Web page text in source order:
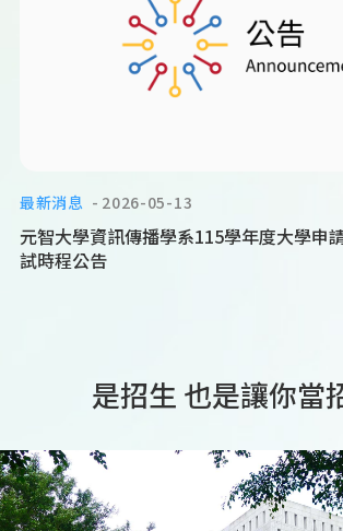
最新消息 2026-05-13
元智大學資訊傳播學系115學年度大學申
試時程公告
是招生 也是讓你當